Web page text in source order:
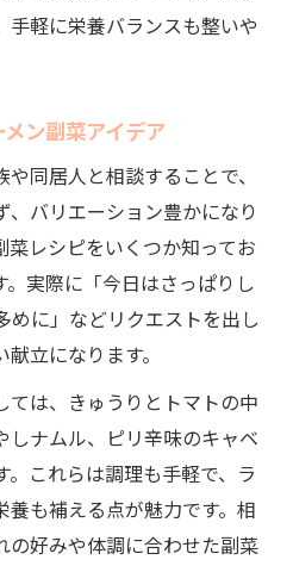
軽に栄養バランスも整いや
ン副菜アイデア
同居人と相談することで、
バリエーション豊かになり
菜レシピをいくつか知ってお
実際に「今日はさっぱりし
めに」などリクエストを出し
立になります。
ては、きゅうりとトマトの中
しナムル、ピリ辛味のキャベ
これらは調理も手軽で、ラ
も補える点が魅力です。相
の好みや体調に合わせた副菜